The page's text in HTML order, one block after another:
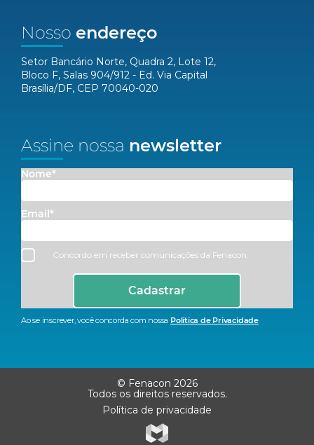
Nosso endereço
Setor Bancário Norte, Quadra 2, Lote 12,
Bloco F, Salas 904/912 - Ed. Via Capital
Brasília/DF, CEP 70040-020
Assine nossa newsletter
Nome*
Email*
Concordo em receber comunicações da Fenacon.
Cadastrar
Ao se inscrever, você concorda com nossa Política de Privacidade
© Fenacon 2026
Todos os direitos reservados.
Política de privacidade